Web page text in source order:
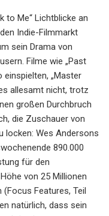
to Me“ Lichtblicke an
Indie-Filmmarkt
sein Drama von
Filme wie „Past
einspielten, „Master
allesamt nicht, trotz
großen Durchbruch
die Zuschauer von
locken: Wes Andersons
890.000
für den
von 25 Millionen
Features, Teil
natürlich, dass sein